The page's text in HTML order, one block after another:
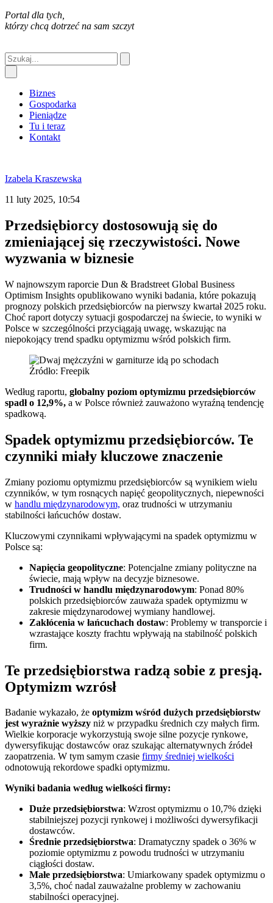
Portal dla tych,
którzy chcą dotrzeć na sam szczyt
Biznes
Gospodarka
Pieniądze
Tu i teraz
Kontakt
Izabela Kraszewska
11 luty 2025, 10:54
Przedsiębiorcy dostosowują się do
zmieniającej się rzeczywistości. Nowe
wyzwania w biznesie
W najnowszym raporcie Dun & Bradstreet Global Business
Optimism Insights opublikowano wyniki badania, które pokazują
prognozy polskich przedsiębiorców na pierwszy kwartał 2025 roku.
Choć raport dotyczy sytuacji gospodarczej na świecie, to wyniki w
Polsce w szczególności przyciągają uwagę, wskazując na
niepokojący trend spadku optymizmu wśród polskich firm.
Źródło: Freepik
Według raportu, globalny poziom optymizmu przedsiębiorców
spadł o 12,9%, a w Polsce również zauważono wyraźną tendencję
spadkową.
Spadek optymizmu przedsiębiorców. Te
czynniki miały kluczowe znaczenie
Zmiany poziomu optymizmu przedsiębiorców są wynikiem wielu
czynników, w tym rosnących napięć geopolitycznych, niepewności
w handlu międzynarodowym, oraz trudności w utrzymaniu
stabilności łańcuchów dostaw.
Kluczowymi czynnikami wpływającymi na spadek optymizmu w
Polsce są:
Napięcia geopolityczne: Potencjalne zmiany polityczne na
świecie, mają wpływ na decyzje biznesowe.
Trudności w handlu międzynarodowym: Ponad 80%
polskich przedsiębiorców zauważa spadek optymizmu w
zakresie międzynarodowej wymiany handlowej.
Zakłócenia w łańcuchach dostaw: Problemy w transporcie i
wzrastające koszty frachtu wpływają na stabilność polskich
firm.
Te przedsiębiorstwa radzą sobie z presją.
Optymizm wzrósł
Badanie wykazało, że optymizm wśród dużych przedsiębiorstw
jest wyraźnie wyższy niż w przypadku średnich czy małych firm.
Wielkie korporacje wykorzystują swoje silne pozycje rynkowe,
dywersyfikując dostawców oraz szukając alternatywnych źródeł
zaopatrzenia. W tym samym czasie firmy średniej wielkości
odnotowują rekordowe spadki optymizmu.
Wyniki badania według wielkości firmy:
Duże przedsiębiorstwa: Wzrost optymizmu o 10,7% dzięki
stabilniejszej pozycji rynkowej i możliwości dywersyfikacji
dostawców.
Średnie przedsiębiorstwa: Dramatyczny spadek o 36% w
poziomie optymizmu z powodu trudności w utrzymaniu
ciągłości dostaw.
Małe przedsiębiorstwa: Umiarkowany spadek optymizmu o
3,5%, choć nadal zauważalne problemy w zachowaniu
stabilności operacyjnej.